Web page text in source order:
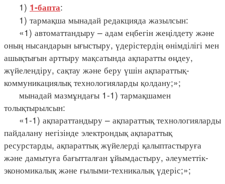
1) 1-бапта:
1) тармақша мынадай редакцияда жазылсын:
«1) автоматтандыру – адам еңбегін жеңілдету және
оның нысандарын ығыстыру, үдерістердің өнімділігі мен
ашықтығын арттыру мақсатында ақпаратты өңдеу,
жүйелендіру, сақтау және беру үшін ақпараттық-
коммуникациялық технологияларды қолдану;»;
мынадай мазмұндағы 1-1) тармақшамен
толықтырылсын:
«1-1) ақпараттандыру – ақпараттық технологияларды
пайдалану негізінде электрондық ақпараттық
ресурстарды, ақпараттық жүйелерді қалыптастыруға
және дамытуға бағытталған ұйымдастыру, әлеуметтік-
экономикалық және ғылыми-техникалық үдеріс;»;